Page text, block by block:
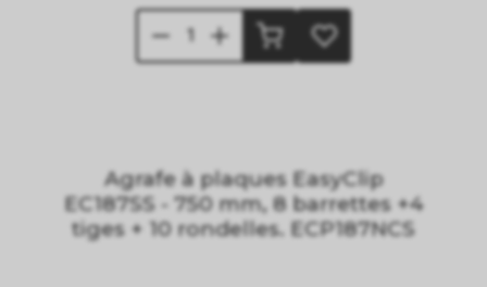
Agrafe à plaques EasyClip
EC187SS - 750 mm, 8 barrettes +4
tiges + 10 rondelles. ECP187NCS